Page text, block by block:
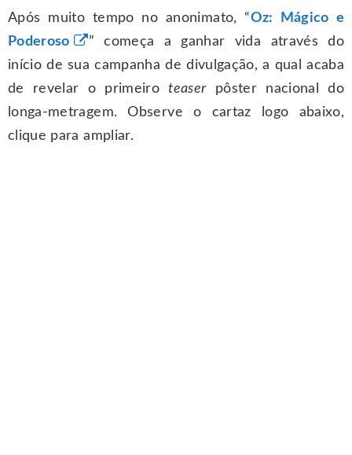
Após muito tempo no anonimato, “Oz: Mágico e
Poderoso
” começa a ganhar vida através do
início de sua campanha de divulgação, a qual acaba
de revelar o primeiroteaserpôster nacional do
longa-metragem. Observe o cartaz logo abaixo,
clique para ampliar.